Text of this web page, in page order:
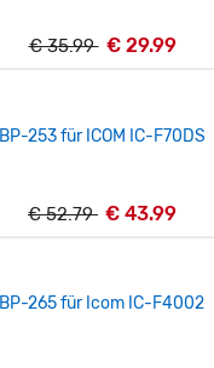
€ 35.99 € 29.99
BP-253 für ICOM IC-F70DS
€ 52.79 € 43.99
BP-265 für Icom IC-F4002